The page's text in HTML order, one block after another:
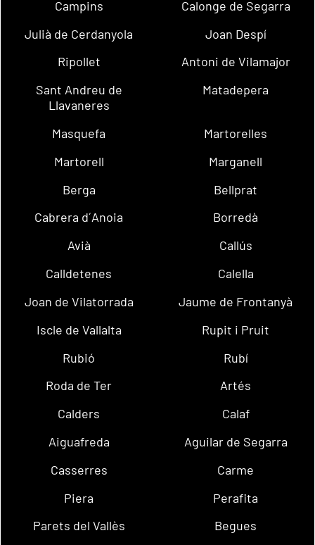
Campins
Calonge de Segarra
Julià de Cerdanyola
Joan Despí
Ripollet
Antoni de Vilamajor
Sant Andreu de
Llavaneres
Matadepera
Masquefa
Martorelles
Martorell
Marganell
Berga
Bellprat
Cabrera d´Anoia
Borredà
Avià
Callús
Calldetenes
Calella
Joan de Vilatorrada
Jaume de Frontanyà
Iscle de Vallalta
Rupit i Pruit
Rubió
Rubí
Roda de Ter
Artés
Calders
Calaf
Aiguafreda
Aguilar de Segarra
Casserres
Carme
Piera
Perafita
Parets del Vallès
Begues